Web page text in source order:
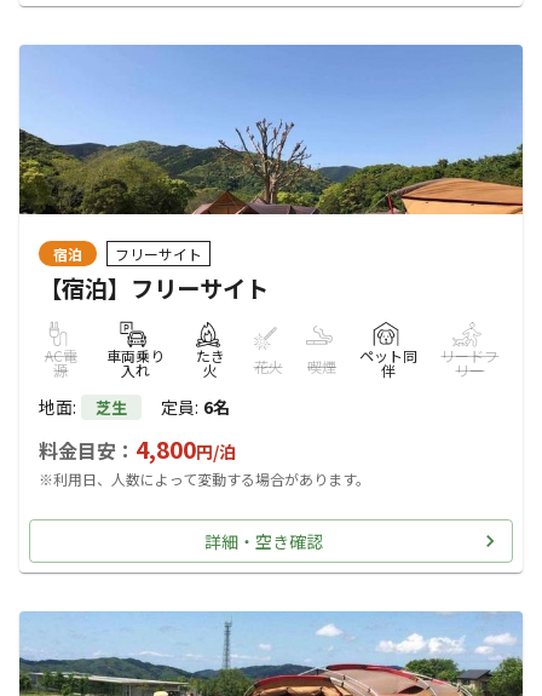
宿泊 フリーサイト
【宿泊】フリーサイト
AC電
源
車両乗り
入れ
たき
火 花火 喫煙
ペット同
伴
リードフ
リー
地面: 芝生 定員: 6名
料金目安： 4,800円/泊
※利用日、人数によって変動する場合があります。
詳細・空き確認